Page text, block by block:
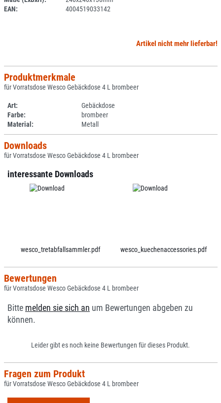
EAN:
4004519033142
Artikel nicht mehr lieferbar!
Produktmerkmale
für Vorratsdose Wesco Gebäckdose 4 L brombeer
Art:
Gebäckdose
Farbe:
brombeer
Material:
Metall
Downloads
für Vorratsdose Wesco Gebäckdose 4 L brombeer
interessante Downloads
wesco_tretabfallsammler.pdf wesco_kuechenaccessories.pdf
Bewertungen
für Vorratsdose Wesco Gebäckdose 4 L brombeer
Bitte melden sie sich an um Bewertungen abgeben zu
können.
Leider gibt es noch keine Bewertungen für dieses Produkt.
Fragen zum Produkt
für Vorratsdose Wesco Gebäckdose 4 L brombeer